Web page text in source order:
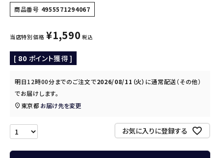
商品番号 4955571294067
当店特別価格 ¥1,590 税込
[ 80 ポイント獲得 ]
明日12時00分までのご注文で2026/08/11（火） に通常配送（その他）
でお届けします。
東京都 お届け先を変更
お気に入りに登録する